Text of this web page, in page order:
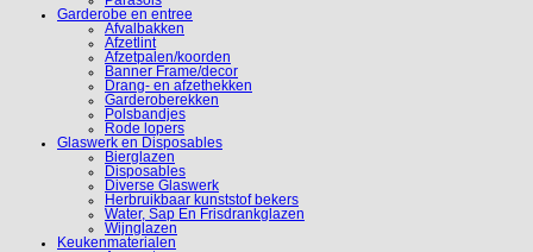
Garderobe en entree
Afvalbakken
Afzetlint
Afzetpalen/koorden
Banner Frame/decor
Drang- en afzethekken
Garderoberekken
Polsbandjes
Rode lopers
Glaswerk en Disposables
Bierglazen
Disposables
Diverse Glaswerk
Herbruikbaar kunststof bekers
Water, Sap En Frisdrankglazen
Wijnglazen
Keukenmaterialen